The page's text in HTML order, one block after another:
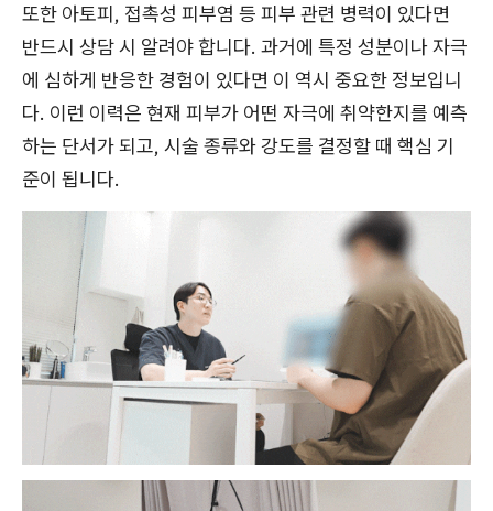
또한 아토피, 접촉성 피부염 등 피부 관련 병력이 있다면
반드시 상담 시 알려야 합니다. 과거에 특정 성분이나 자극
에 심하게 반응한 경험이 있다면 이 역시 중요한 정보입니
다. 이런 이력은 현재 피부가 어떤 자극에 취약한지를 예측
하는 단서가 되고, 시술 종류와 강도를 결정할 때 핵심 기
준이 됩니다.